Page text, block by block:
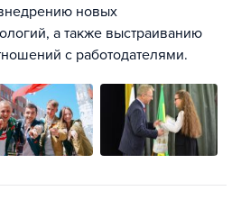
новых
а также выстраиванию
с работодателями.